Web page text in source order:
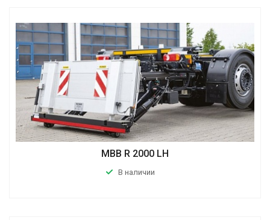
MBB R 2000 LH
В наличии